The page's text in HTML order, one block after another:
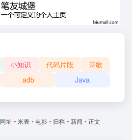
小知识 代码片段
诗歌
adb Java
网址 • 米表 • 电影 • 归档 • 新闻 • 正文